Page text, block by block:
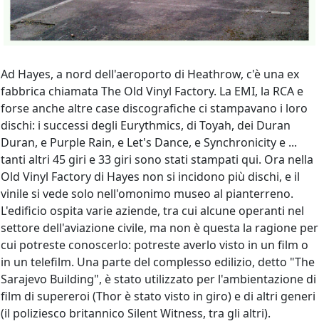
Ad Hayes, a nord dell'aeroporto di Heathrow, c'è una ex
fabbrica chiamata The Old Vinyl Factory. La EMI, la RCA e
forse anche altre case discografiche ci stampavano i loro
dischi: i successi degli Eurythmics, di Toyah, dei Duran
Duran, e Purple Rain, e Let's Dance, e Synchronicity e ...
tanti altri 45 giri e 33 giri sono stati stampati qui. Ora nella
Old Vinyl Factory di Hayes non si incidono più dischi, e il
vinile si vede solo nell'omonimo museo al pianterreno.
L'edificio ospita varie aziende, tra cui alcune operanti nel
settore dell'aviazione civile, ma non è questa la ragione per
cui potreste conoscerlo: potreste averlo visto in un film o
in un telefilm. Una parte del complesso edilizio, detto "The
Sarajevo Building", è stato utilizzato per l'ambientazione di
film di supereroi (Thor è stato visto in giro) e di altri generi
(il poliziesco britannico Silent Witness, tra gli altri).